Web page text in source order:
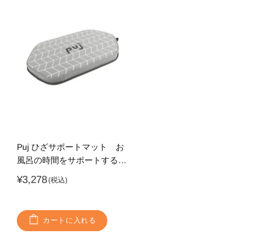
Puj ひざサポートマット お
風呂の時間をサポートするク
め
¥3,278
カートに入れる